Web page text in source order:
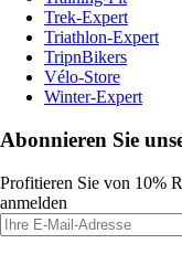
Trek-Expert
Triathlon-Expert
TripnBikers
Vélo-Store
Winter-Expert
Abonnieren Sie
Profitieren Sie von 10%
anmelden